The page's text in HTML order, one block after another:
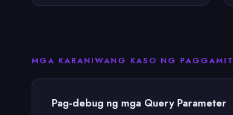
MGA KARANIWANG KASO NG PAGGAMIT
Pag-debug ng mga Query Parameter